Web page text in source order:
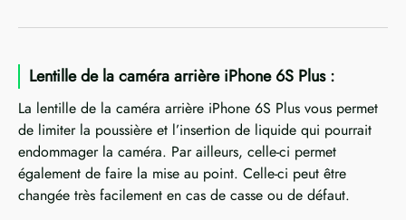
Lentille de la caméra arrière iPhone 6S Plus :
La lentille de la caméra arrière iPhone 6S Plus vous permet
de limiter la poussière et l’insertion de liquide qui pourrait
endommager la caméra. Par ailleurs, celle-ci permet
également de faire la mise au point. Celle-ci peut être
changée très facilement en cas de casse ou de défaut.